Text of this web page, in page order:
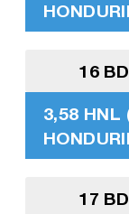
16
3,58 HNL
17